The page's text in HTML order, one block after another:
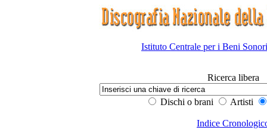
Istituto Centrale per i Beni
Ricerca libera
Dischi o brani Artisti
Indice